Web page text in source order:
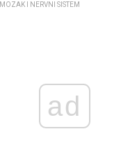
MOZAK I NERVNI SISTEM
ad